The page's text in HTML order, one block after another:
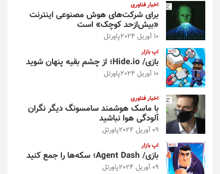
اخبار فناوری
برای شرکت‌های هوش مصنوعی اینترنت
«بیش‌از‌حد کوچک» است
10 آوریل 2024 پاورتل
اپ بازار
بازی/ Hide.io؛ از چشم بقیه پنهان شوید
10 آوریل 2024 پاورتل
اخبار فناوری
با ماسک هوشمند سامسونگ دیگر نگران
آلودگی هوا نباشید
09 آوریل 2024 پاورتل
اپ بازار
بازی/ Agent Dash؛ سکه‌ها را جمع کنید
09 آوریل 2024 پاورتل